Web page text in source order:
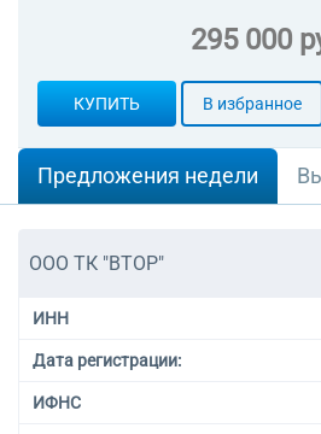
295 000
КУПИТЬ В избранное
Предложения недели
ООО ТК "ВТОР"
ИНН
Дата регистрации:
ИФНС